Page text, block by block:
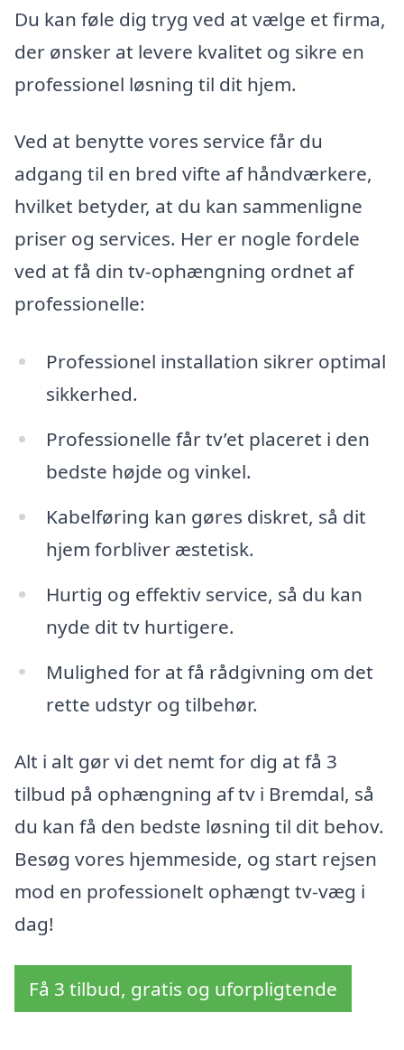
Du kan føle dig tryg ved at vælge et firma,
der ønsker at levere kvalitet og sikre en
professionel løsning til dit hjem.
Ved at benytte vores service får du
adgang til en bred vifte af håndværkere,
hvilket betyder, at du kan sammenligne
priser og services. Her er nogle fordele
ved at få din tv-ophængning ordnet af
professionelle:
Professionel installation sikrer optimal
sikkerhed.
Professionelle får tv’et placeret i den
bedste højde og vinkel.
Kabelføring kan gøres diskret, så dit
hjem forbliver æstetisk.
Hurtig og effektiv service, så du kan
nyde dit tv hurtigere.
Mulighed for at få rådgivning om det
rette udstyr og tilbehør.
Alt i alt gør vi det nemt for dig at få 3
tilbud på ophængning af tv i Bremdal, så
du kan få den bedste løsning til dit behov.
Besøg vores hjemmeside, og start rejsen
mod en professionelt ophængt tv-væg i
dag!
Få 3 tilbud, gratis og uforpligtende